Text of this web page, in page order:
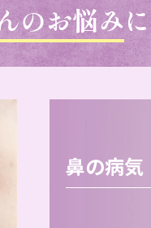
のお悩みに
鼻の病気